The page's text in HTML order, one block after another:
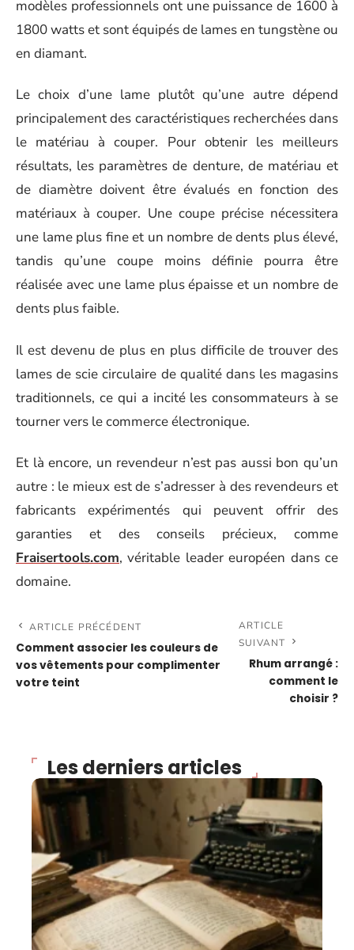
modèles professionnels ont une puissance de 1600 à
1800 watts et sont équipés de lames en tungstène ou
en diamant.
Le choix d’une lame plutôt qu’une autre dépend
principalement des caractéristiques recherchées dans
le matériau à couper. Pour obtenir les meilleurs
résultats, les paramètres de denture, de matériau et
de diamètre doivent être évalués en fonction des
matériaux à couper. Une coupe précise nécessitera
une lame plus fine et un nombre de dents plus élevé,
tandis qu’une coupe moins définie pourra être
réalisée avec une lame plus épaisse et un nombre de
dents plus faible.
Il est devenu de plus en plus difficile de trouver des
lames de scie circulaire de qualité dans les magasins
traditionnels, ce qui a incité les consommateurs à se
tourner vers le commerce électronique.
Et là encore, un revendeur n’est pas aussi bon qu’un
autre : le mieux est de s’adresser à des revendeurs et
fabricants expérimentés qui peuvent offrir des
garanties et des conseils précieux, comme
Fraisertools.com, véritable leader européen dans ce
domaine.
ARTICLE PRÉCÉDENT
Comment associer les couleurs de
vos vêtements pour complimenter
votre teint
ARTICLE
SUIVANT
Rhum arrangé :
comment le
choisir ?
Les derniers articles